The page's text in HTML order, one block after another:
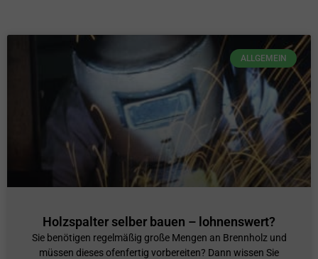
ALLGEMEIN
Holzspalter selber bauen – lohnenswert?
Sie benötigen regelmäßig große Mengen an Brennholz und
müssen dieses ofenfertig vorbereiten? Dann wissen Sie